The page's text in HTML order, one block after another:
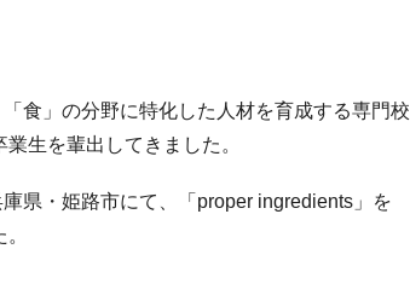
食」の分野に特化した人材を育成する専門校
生を輩出してきました。
県・姫路市にて、「proper ingredients」を